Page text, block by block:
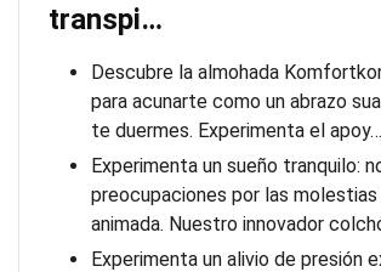
transpi…
Descubre la almohada
para acunarte como un abrazo
te duermes. Experimenta el apoy…
Experimenta un sueño tranquilo:
preocupaciones por las
animada. Nuestro innovador
Experimenta un alivio de presión